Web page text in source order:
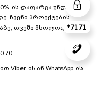
*7171
ის დაფარვა უნდა
ჩვენი პროექტების
თვეში მხოლოდ 1100
70
ის ან WhatsApp-ის